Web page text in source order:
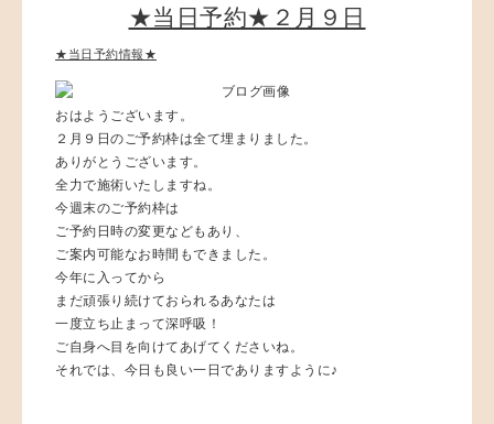
★当日予約★２月９日
★当日予約情報★
おはようございます。
２月９日のご予約枠は全て埋まりました。
ありがとうございます。
全力で施術いたしますね。
今週末のご予約枠は
ご予約日時の変更などもあり、
ご案内可能なお時間もできました。
今年に入ってから
まだ頑張り続けておられるあなたは
一度立ち止まって深呼吸！
ご自身へ目を向けてあげてくださいね。
それでは、今日も良い一日でありますように♪